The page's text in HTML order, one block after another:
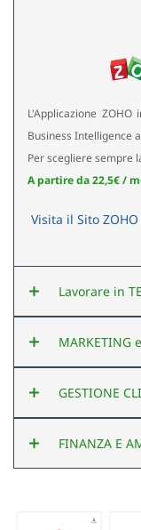
L'Applicazione
Business Intelligence
Per scegliere sempre
A partire da 22,5€ /
Visita il Sito
Lavorare in
Soluzioni per il
MARKETING
L'Automazione
GESTIONE
Come
FINANZA E
Tutto è sotto